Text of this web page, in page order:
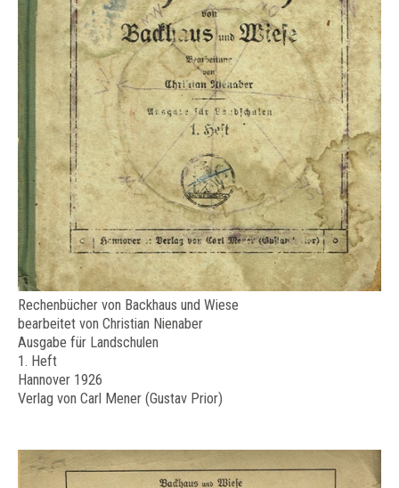
Rechenbücher von Backhaus und Wiese
bearbeitet von Christian Nienaber
Ausgabe für Landschulen
1. Heft
Hannover 1926
Verlag von Carl Mener (Gustav Prior)